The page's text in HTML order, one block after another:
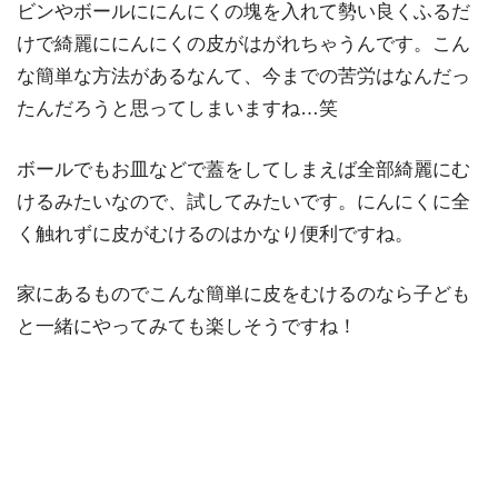
ビンやボールににんにくの塊を入れて勢い良くふるだ
けで綺麗ににんにくの皮がはがれちゃうんです。こん
な簡単な方法があるなんて、今までの苦労はなんだっ
たんだろうと思ってしまいますね…笑
ボールでもお皿などで蓋をしてしまえば全部綺麗にむ
けるみたいなので、試してみたいです。にんにくに全
く触れずに皮がむけるのはかなり便利ですね。
家にあるものでこんな簡単に皮をむけるのなら子ども
と一緒にやってみても楽しそうですね！